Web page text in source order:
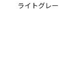
ライトグレー